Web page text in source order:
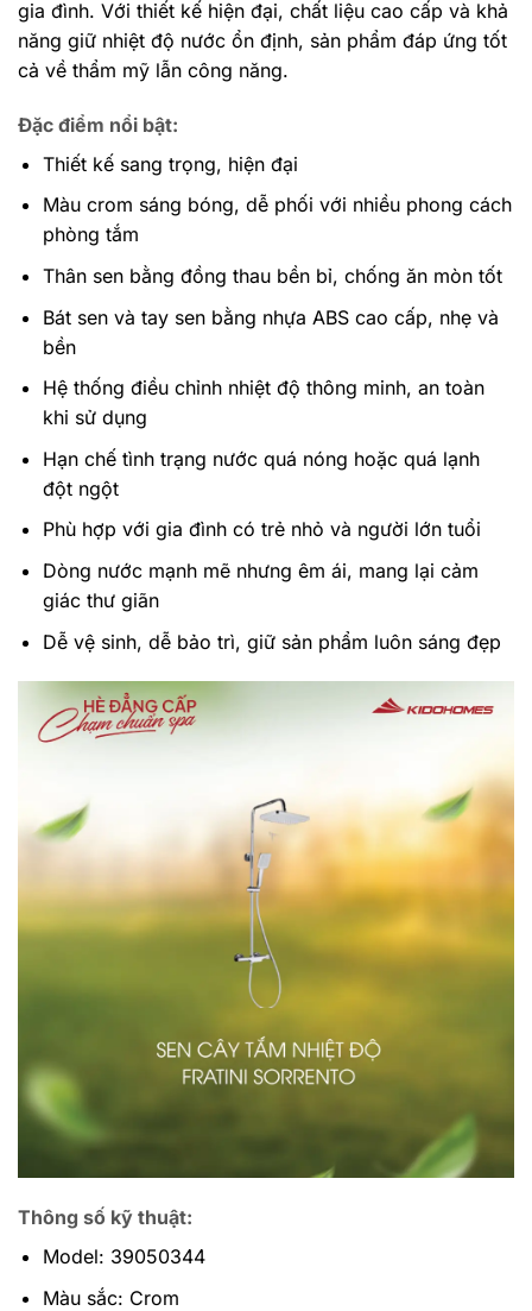
gia đình. Với thiết kế hiện đại, chất liệu cao cấp và khả
năng giữ nhiệt độ nước ổn định, sản phẩm đáp ứng tốt
cả về thẩm mỹ lẫn công năng.
Đặc điểm nổi bật:
Thiết kế sang trọng, hiện đại
Màu crom sáng bóng, dễ phối với nhiều phong cách
phòng tắm
Thân sen bằng đồng thau bền bỉ, chống ăn mòn tốt
Bát sen và tay sen bằng nhựa ABS cao cấp, nhẹ và
bền
Hệ thống điều chỉnh nhiệt độ thông minh, an toàn
khi sử dụng
Hạn chế tình trạng nước quá nóng hoặc quá lạnh
đột ngột
Phù hợp với gia đình có trẻ nhỏ và người lớn tuổi
Dòng nước mạnh mẽ nhưng êm ái, mang lại cảm
giác thư giãn
Dễ vệ sinh, dễ bảo trì, giữ sản phẩm luôn sáng đẹp
Thông số kỹ thuật:
Model: 39050344
Màu sắc: Crom